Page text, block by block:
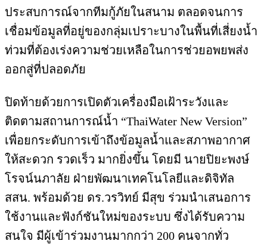
ประสบการณ์จากทีมกู้ภัยในสนาม ตลอดจนการ
เชื่อมข้อมูลที่อยู่ของกลุ่มเปราะบางในพื้นที่เสี่ยงน้ำ
ท่วมที่ต้องเร่งความช่วยเหลือในการช่วยอพยพส่ง
ออกสู่ที่ปลอดภัย
ปิดท้ายด้วยการเปิดตัวเครื่องมือเฝ้าระวังและ
ติดตามสถานการณ์น้ำ “ThaiWater New Version”
เพื่อยกระดับการเข้าถึงข้อมูลน้ำและสภาพอากาศ
ให้สะดวก รวดเร็ว มากยิ่งขึ้น โดยมี นายปิยะพงษ์
โรจน์นภาลัย ฝ่ายพัฒนาเทคโนโลยีและดิจิทัล
สสน. พร้อมด้วย ดร.วรวิทย์ มีสุข ร่วมนำเสนอการ
ใช้งานและฟังก์ชันใหม่ของระบบ ซึ่งได้รับความ
สนใจ มีผู้เข้าร่วมงานมากกว่า 200 คนจากทั่ว